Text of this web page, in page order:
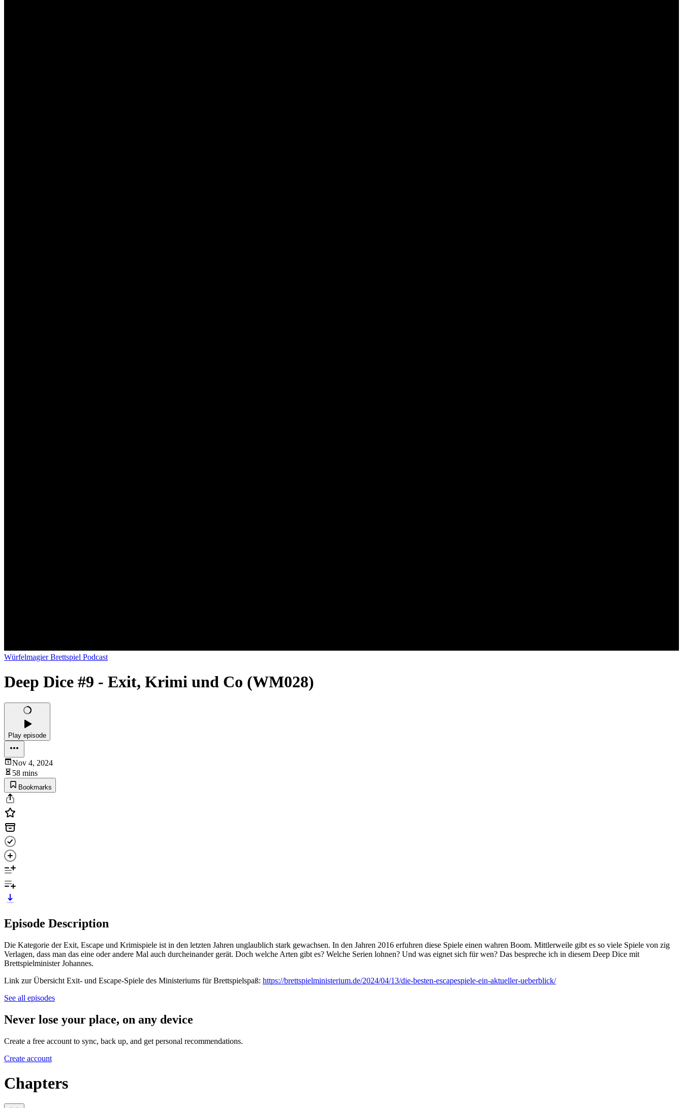
Würfelmagier Brettspiel Podcast
Deep Dice #9 - Exit, Krimi und Co (WM028)
Play episode
Nov 4, 2024
58 mins
Bookmarks
Episode Description
Die Kategorie der Exit, Escape und Krimispiele ist in den letzten Jahren unglaublich stark gewachsen. In den Jahren 2016 erfuhren diese Spiele einen wahren Boom. Mittlerweile gibt es so viele Spiele von zig
Verlagen, dass man das eine oder andere Mal auch durcheinander gerät. Doch welche Arten gibt es? Welche Serien lohnen? Und was eignet sich für wen? Das bespreche ich in diesem Deep Dice mit
Brettspielminister Johannes.
Link zur Übersicht Exit- und Escape-Spiele des Ministeriums für Brettspielspaß: https://brettspielministerium.de/2024/04/13/die-besten-escapespiele-ein-aktueller-ueberblick/
See all episodes
Never lose your place, on any device
Create a free account to sync, back up, and get personal recommendations.
Create account
Chapters